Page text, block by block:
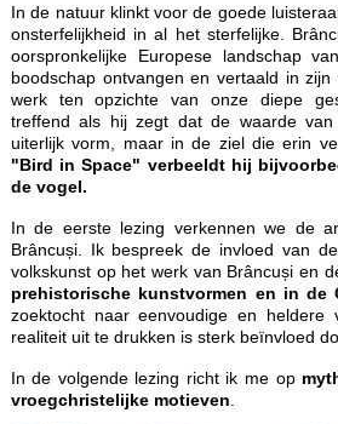
In de natuur klinkt voor de goede
onsterfelijkheid in al het sterfelijke.
oorspronkelijke Europese landschap
boodschap ontvangen en vertaald in
werk ten opzichte van onze diepe
treffend als hij zegt dat de waarde
uiterlijk vorm, maar in de ziel die erin
"Bird in Space" verbeeldt hij
de vogel.
In de eerste lezing verkennen we de
Brâncuși. Ik bespreek de invloed van
volkskunst op het werk van Brâncuși en
prehistorische kunstvormen en in de
zoektocht naar eenvoudige en heldere
realiteit uit te drukken is sterk beïnvloed
In de volgende lezing richt ik me op
vroegchristelijke motieven